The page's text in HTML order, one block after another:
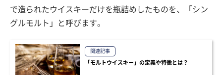
で造られたウイスキーだけを瓶詰めしたものを、「シン
グルモルト」と呼びます。
関連記事
「モルトウイスキー」の定義や特徴とは？